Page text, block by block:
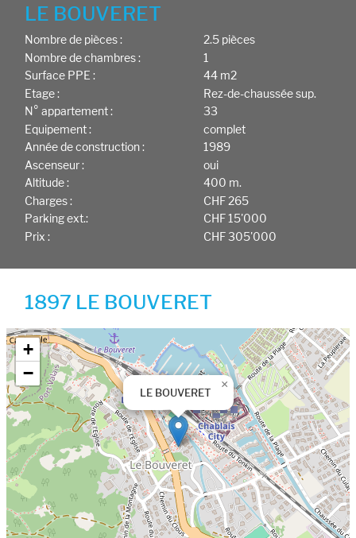
LE BOUVERET
Nombre de pièces :
2.5 pièces
Nombre de chambres :
1
Surface PPE :
44 m2
Etage :
Rez-de-chaussée sup.
N° appartement :
33
Equipement :
complet
Année de construction :
1989
Ascenseur :
oui
Altitude :
400 m.
Charges :
CHF 265
Parking ext.:
CHF 15'000
Prix :
CHF 305'000
1897 LE BOUVERET
Google map
LE BOUVERET
×
+
−